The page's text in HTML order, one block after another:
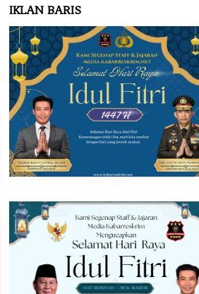
IKLAN BARIS